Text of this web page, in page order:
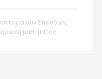
Σπουδών,
μαθήματος